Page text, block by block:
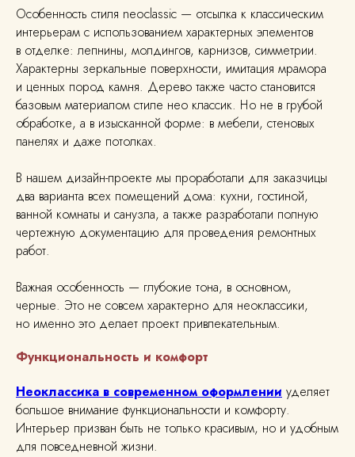
Особенность стиля neoclassic — отсылка к классическим
интерьерам с использованием характерных элементов
в отделке: лепнины, молдингов, карнизов, симметрии.
Характерны зеркальные поверхности, имитация мрамора
и ценных пород камня. Дерево также часто становится
базовым материалом стиле нео классик. Но не в грубой
обработке, а в изысканной форме: в мебели, стеновых
панелях и даже потолках.
В нашем дизайн-проекте мы проработали для заказчицы
два варианта всех помещений дома: кухни, гостиной,
ванной комнаты и санузла, а также разработали полную
чертежную документацию для проведения ремонтных
работ.
Важная особенность — глубокие тона, в основном,
черные. Это не совсем характерно для неоклассики,
но именно это делает проект привлекательным.
Функциональность и комфорт
Неоклассика в современном оформлении уделяет
большое внимание функциональности и комфорту.
Интерьер призван быть не только красивым, но и удобным
для повседневной жизни.